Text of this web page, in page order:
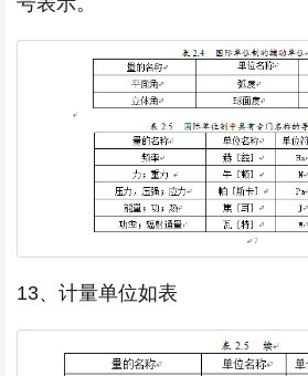
13、计量单位如表